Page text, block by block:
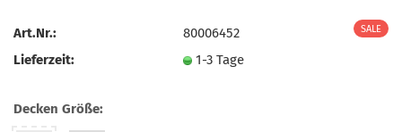
Art.Nr.:
80006452
Lieferzeit:
1-3 Tage
Decken Größe: